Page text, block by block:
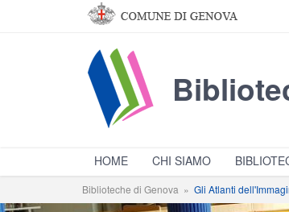
Salta al contenuto principale
HOME CHI SIAMO
Biblioteche di Genova » Gli Atlanti